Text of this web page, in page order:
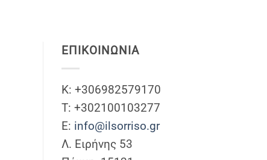
ΕΠΙΚΟΙΝΩΝΊΑ
Κ: +306982579170
T: +302100103277
Ε: info@ilsorriso.gr
Λ. Ειρήνης 53